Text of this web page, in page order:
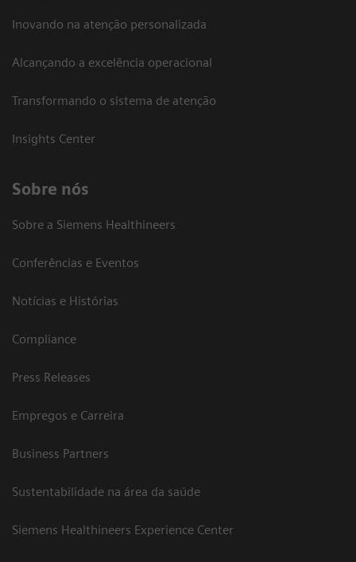
Inovando na atenção personalizada
Alcançando a excelência operacional
Transformando o sistema de atenção
Insights Center
Sobre nós
Sobre a Siemens Healthineers
Conferências e Eventos
Notícias e Histórias
Compliance
Press Releases
Empregos e Carreira
Business Partners
Sustentabilidade na área da saúde
Siemens Healthineers Experience Center